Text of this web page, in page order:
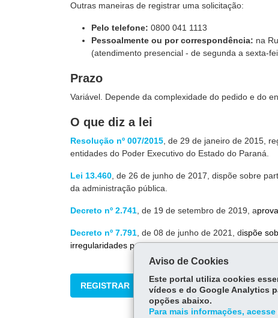
Outras maneiras de registrar uma solicitação:
Pelo telefone: 0800 041 1113
Pessoalmente ou por correspondência: na
(atendimento presencial - de segunda a sexta-
Prazo
Variável. Depende da complexidade do pedido e do
O que diz a lei
Resolução nº 007/2015 , de 29 de janeiro de 2015,
entidades do Poder Executivo do Estado do Paraná.
Lei 13.460 , de 26 de junho de 2017, dispõe sobre
da administração pública.
Decreto nº 2.741 , de 19 de setembro de 2019, a
Decreto nº 7.791 , de 08 de junho de 2021, dispõe
irregularidades praticados contra a administração
REGISTRAR
Aviso de Cookies
Este portal utiliza cookies
vídeos e do Google Analytics
opções abaixo.
Para mais informações,